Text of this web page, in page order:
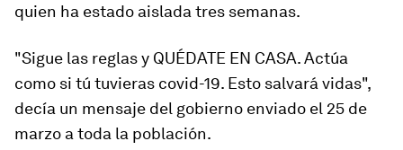
quien ha estado aislada tres semanas.
"Sigue las reglas y QUÉDATE EN CASA. Actúa
como si tú tuvieras covid-19. Esto salvará vidas",
decía un mensaje del gobierno enviado el 25 de
marzo a toda la población.